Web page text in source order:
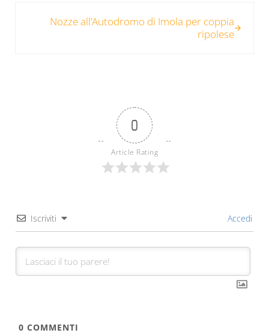
Nozze all’Autodromo di Imola per coppia
ripolese
0
Article Rating
Iscriviti Accedi
0 COMMENTI